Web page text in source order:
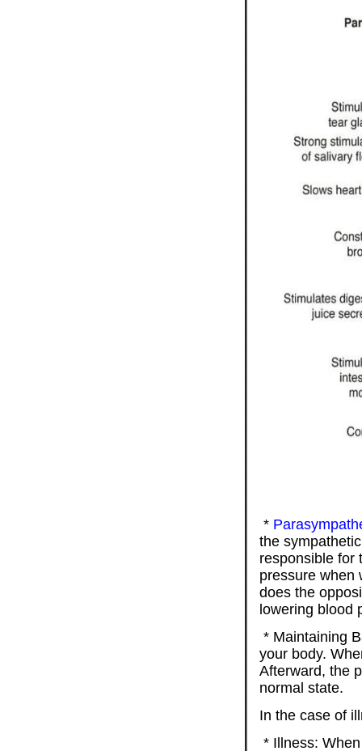
*
the
responsible for
pressure when
does the
lowering blood
* Maintaining
your body.
Afterward, the
normal state.
In the case of
* Illness: